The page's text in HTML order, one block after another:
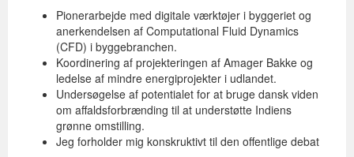
Pionerarbejde med digitale værktøjer i byggeriet og
anerkendelsen af Computational Fluid Dynamics
(CFD) i byggebranchen.
Koordinering af projekteringen af Amager Bakke og
ledelse af mindre energiprojekter i udlandet.
Undersøgelse af potentialet for at bruge dansk viden
om affaldsforbrænding til at understøtte Indiens
grønne omstilling.
Jeg forholder mig konskruktivt til den offentlige debat